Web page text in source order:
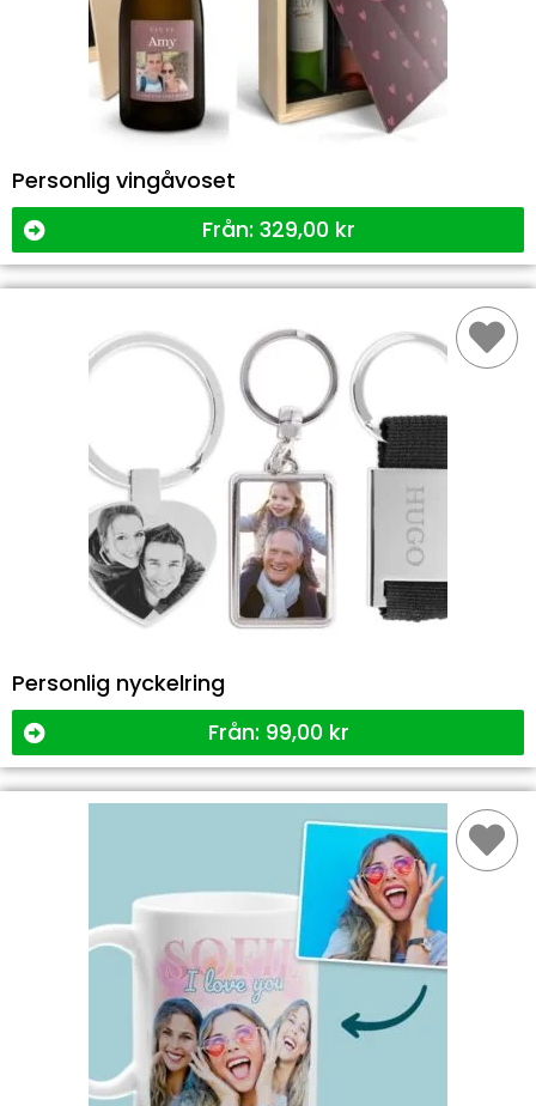
Personlig vingåvoset
Från: 329,00 kr
Personlig nyckelring
Från: 99,00 kr